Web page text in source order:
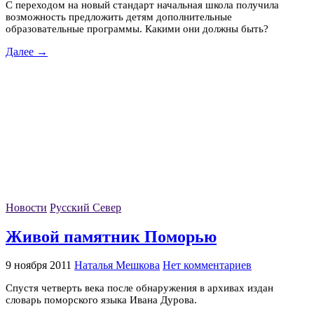
С переходом на новый стандарт начальная школа получила
возможность предложить детям дополнительные
образовательные программы. Какими они должны быть?
Далее →
Новости Русский Север
Живой памятник Поморью
9 ноября 2011 Наталья Мешкова Нет комментариев
Спустя четверть века после обнаружения в архивах издан
словарь поморского языка Ивана Дурова.